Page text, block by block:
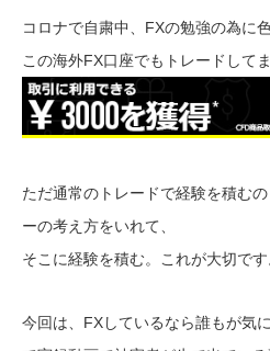
コロナで自粛中、FXの勉強の為に
この海外FX口座でもトレードして
ただ通常のトレードで経験を積む
ーの考え方をいれて、
そこに経験を積む。これが大切です
今回は、FXしているなら誰もが気